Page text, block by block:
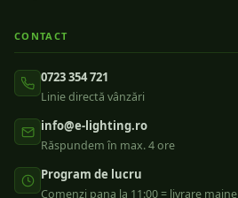
CONTACT
0723 354 721
Linie directă vânzări
info@e-lighting.ro
Răspundem în max. 4 ore
Program de lucru
Comenzi pana la 11:00 = livrare maine